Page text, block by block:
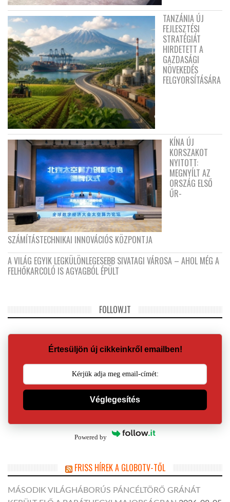
TANZÁNIA ÚJ
FEJLESZTÉSI
STRATÉGIÁT
HIRDETETT A
GAZDASÁGI
NÖVEKEDÉS
FELGYORSÍTÁSÁRA
KÍNA ÚJ
KORSZAKOT
NYITOTT:
MEGNYÍLT AZ
ORSZÁG ELSŐ
ŰR-
SZÁMÍTÁSTECHNIKAI INNOVÁCIÓS KÖZPONTJA
A VILÁG EGYIK LEGKÜLÖNLEGESEBB SIVATAGI VÁROSA – AHOL MÉG A
FELHŐKARCOLÓ IS AGYAGBÓL ÉPÜLT
FOLLOW.IT
Értesüljön új cikkeinkről emailben!
Véglegesítés
Powered by
FRISS HÍREK A GLOBOTV-TŐL
MÁSODIK VILÁGHÁBORÚS PÁNCÉLTÖRŐ GRÁNÁT